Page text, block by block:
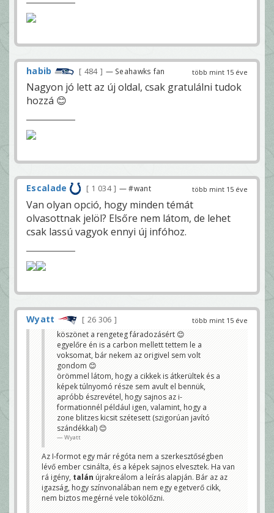
több mint 15 éve
habib 484 — Seahawks fan
Nagyon jó lett az új oldal, csak gratulálni tudok
hozzá 😊
több mint 15 éve
Escalade 1 034 — #want
Van olyan opció, hogy minden témát
olvasottnak jelöl? Elsőre nem látom, de lehet
csak lassú vagyok ennyi új infóhoz.
több mint 15 éve
Wyatt
26 306
köszönet a rengeteg fáradozásért 😊
egyelőre én is a carbon mellett tettem le a
voksomat, bár nekem az origivel sem volt
gondom 😊
örömmel látom, hogy a cikkek is átkerültek és a
képek túlnyomó része sem avult el bennük,
apróbb észrevétel, hogy sajnos az i-
formationnél például igen, valamint, hogy a
zone blitzes kicsit szétesett (szigorúan javító
szándékkal) 😊
Wyatt
Az I-formot egy már régóta nem a szerkesztőségben
lévő ember csinálta, és a képek sajnos elvesztek. Ha van
rá igény, talán újrakreálom a leírás alapján. Bár az az
igazság, hogy színvonalában nem egy egetverő cikk,
nem biztos megérné vele tökölőzni.